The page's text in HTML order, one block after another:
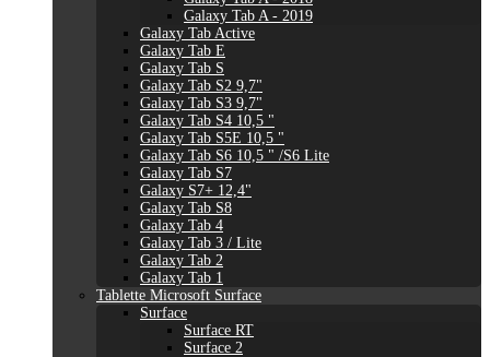
Galaxy Tab A - 2019
Galaxy Tab Active
Galaxy Tab E
Galaxy Tab S
Galaxy Tab S2 9,7"
Galaxy Tab S3 9,7"
Galaxy Tab S4 10,5 "
Galaxy Tab S5E 10,5 "
Galaxy Tab S6 10,5 " /S6 Lite
Galaxy Tab S7
Galaxy S7+ 12,4"
Galaxy Tab S8
Galaxy Tab 4
Galaxy Tab 3 / Lite
Galaxy Tab 2
Galaxy Tab 1
Tablette Microsoft Surface
Surface
Surface RT
Surface 2